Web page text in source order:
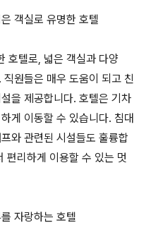
객실로 유명한 호텔
호텔로, 넓은 객실과 다양
원들은 매우 도움이 되고 친
을 제공합니다. 호텔은 기차
게 이동할 수 있습니다. 침대
와 관련된 시설들도 훌륭합
편리하게 이용할 수 있는 멋
자랑하는 호텔